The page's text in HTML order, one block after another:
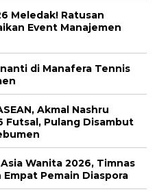
Meledak! Ratusan
Event Manajemen
di Manafera Tennis
Akmal Nashru
Futsal, Pulang Disambut
Wanita 2026, Timnas
Pemain Diaspora